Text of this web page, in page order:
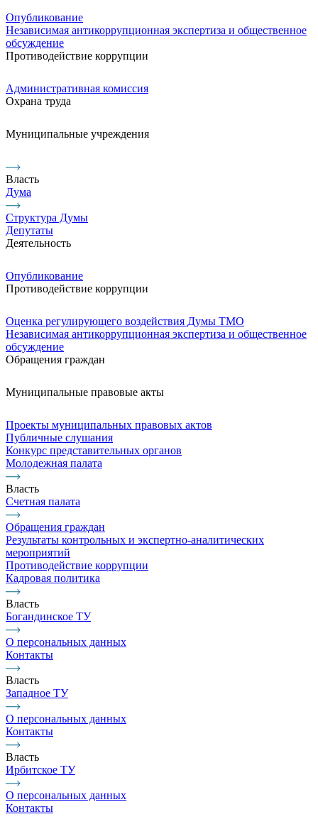
Опубликование
Независимая антикоррупционная экспертиза и общественное
обсуждение
Противодействие коррупции
Административная комиссия
Охрана труда
Муниципальные учреждения
Власть
Дума
Структура Думы
Депутаты
Деятельность
Опубликование
Противодействие коррупции
Оценка регулирующего воздействия Думы ТМО
Независимая антикоррупционная экспертиза и общественное
обсуждение
Обращения граждан
Муниципальные правовые акты
Проекты муниципальных правовых актов
Публичные слушания
Конкурс представительных органов
Молодежная палата
Власть
Счетная палата
Обращения граждан
Результаты контрольных и экспертно-аналитических
мероприятий
Противодействие коррупции
Кадровая политика
Власть
Богандинское ТУ
О персональных данных
Контакты
Власть
Западное ТУ
О персональных данных
Контакты
Власть
Ирбитское ТУ
О персональных данных
Контакты